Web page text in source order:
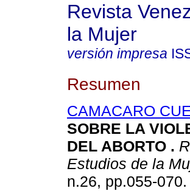
Revista
la Mujer
versión impresa
Resumen
CAMACARO
SOBRE LA
DEL ABORTO .
Estudios de la
n.26, pp.055-